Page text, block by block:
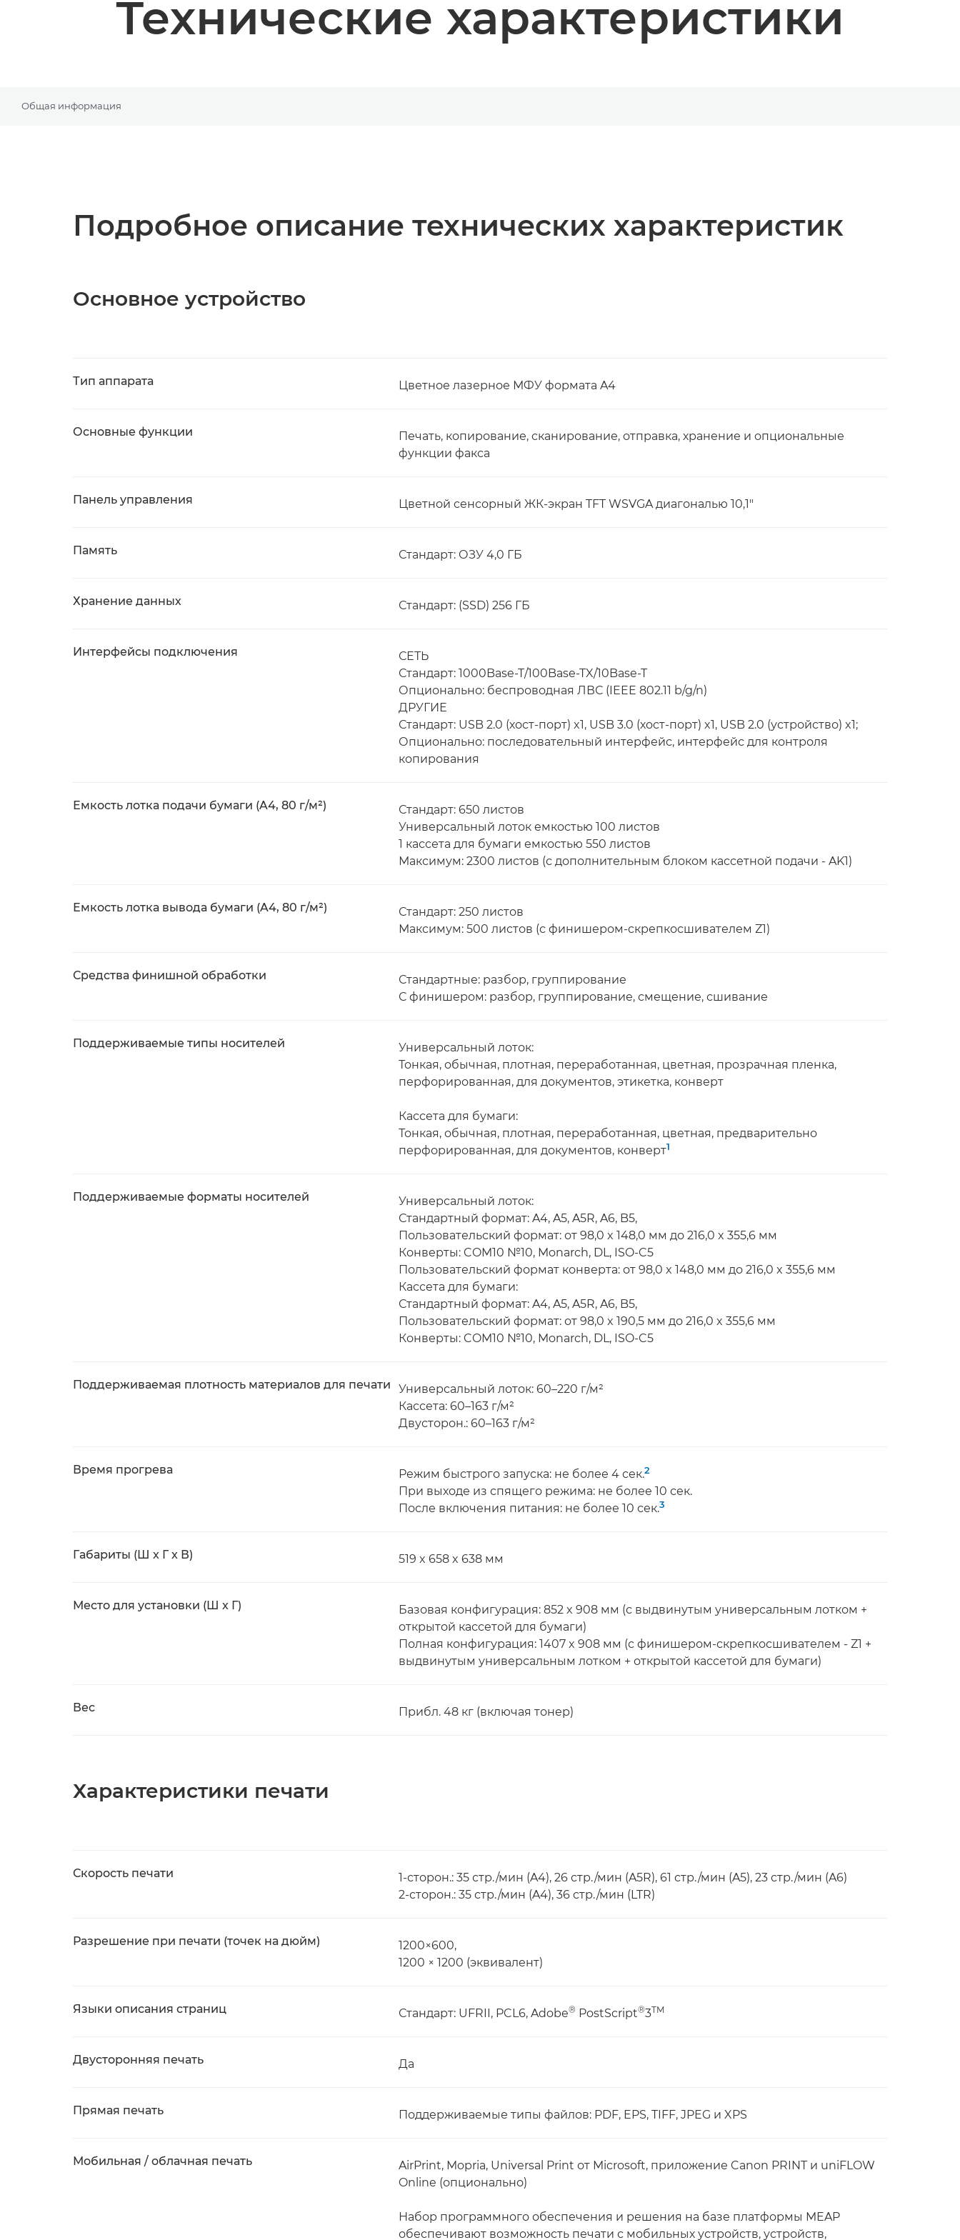
Технические характеристики
Общая информация
Подробное описание технических характеристик
Основное устройство
Тип аппарата Цветное лазерное МФУ формата A4
Основные функции
Печать, копирование, сканирование, отправка, хранение и опциональные
функции факса
Панель управления Цветной сенсорный ЖК-экран TFT WSVGA диагональю 10,1"
Память Стандарт: ОЗУ 4,0 ГБ
Хранение данных Стандарт: (SSD) 256 ГБ
Интерфейсы подключения
СЕТЬ
Стандарт: 1000Base-T/100Base-TX/10Base-T
Опционально: беспроводная ЛВС (IEEE 802.11 b/g/n)
ДРУГИЕ
Стандарт: USB 2.0 (хост-порт) x1, USB 3.0 (хост-порт) x1, USB 2.0 (устройство) x1;
Опционально: последовательный интерфейс, интерфейс для контроля
копирования
Емкость лотка подачи бумаги (A4, 80 г/м²)
Стандарт: 650 листов
Универсальный лоток емкостью 100 листов
1 кассета для бумаги емкостью 550 листов
Максимум: 2300 листов (с дополнительным блоком кассетной подачи - AK1)
Емкость лотка вывода бумаги (A4, 80 г/м²)
Стандарт: 250 листов
Максимум: 500 листов (с финишером-скрепкосшивателем Z1)
Средства финишной обработки
Стандартные: разбор, группирование
С финишером: разбор, группирование, смещение, сшивание
Поддерживаемые типы носителей
Универсальный лоток:
Тонкая, обычная, плотная, переработанная, цветная, прозрачная пленка,
перфорированная, для документов, этикетка, конверт
Кассета для бумаги:
Тонкая, обычная, плотная, переработанная, цветная, предварительно
перфорированная, для документов, конверт1
Поддерживаемые форматы носителей
Универсальный лоток:
Стандартный формат: A4, A5, A5R, A6, B5,
Пользовательский формат: от 98,0 x 148,0 мм до 216,0 x 355,6 мм
Конверты: COM10 №10, Monarch, DL, ISO-C5
Пользовательский формат конверта: от 98,0 x 148,0 мм до 216,0 x 355,6 мм
Кассета для бумаги:
Стандартный формат: A4, A5, A5R, A6, B5,
Пользовательский формат: от 98,0 x 190,5 мм до 216,0 x 355,6 мм
Конверты: COM10 №10, Monarch, DL, ISO-C5
Поддерживаемая плотность материалов для печати
Универсальный лоток: 60–220 г/м²
Кассета: 60–163 г/м²
Двусторон.: 60–163 г/м²
Время прогрева Режим быстрого запуска: не более 4 сек.2
При выходе из спящего режима: не более 10 сек.
После включения питания: не более 10 сек.3
Габариты (Ш x Г x В) 519 x 658 x 638 мм
Место для установки (Ш x Г)
Базовая конфигурация: 852 x 908 мм (с выдвинутым универсальным лотком +
открытой кассетой для бумаги)
Полная конфигурация: 1407 x 908 мм (с финишером-скрепкосшивателем - Z1 +
выдвинутым универсальным лотком + открытой кассетой для бумаги)
Вес Прибл. 48 кг (включая тонер)
Характеристики печати
Скорость печати
1-сторон.: 35 стр./мин (A4), 26 стр./мин (A5R), 61 стр./мин (A5), 23 стр./мин (A6)
2-сторон.: 35 стр./мин (A4), 36 стр./мин (LTR)
Разрешение при печати (точек на дюйм)
1200×600,
1200 × 1200 (эквивалент)
Языки описания страниц Стандарт: UFRII, PCL6, Adobe® PostScript®3TM
Двусторонняя печать Да
Прямая печать Поддерживаемые типы файлов: PDF, EPS, TIFF, JPEG и XPS
Мобильная / облачная печать
AirPrint, Mopria, Universal Print от Microsoft, приложение Canon PRINT и uniFLOW
Online (опционально)
Набор программного обеспечения и решения на базе платформы MEAP
обеспечивают возможность печати с мобильных устройств, устройств,